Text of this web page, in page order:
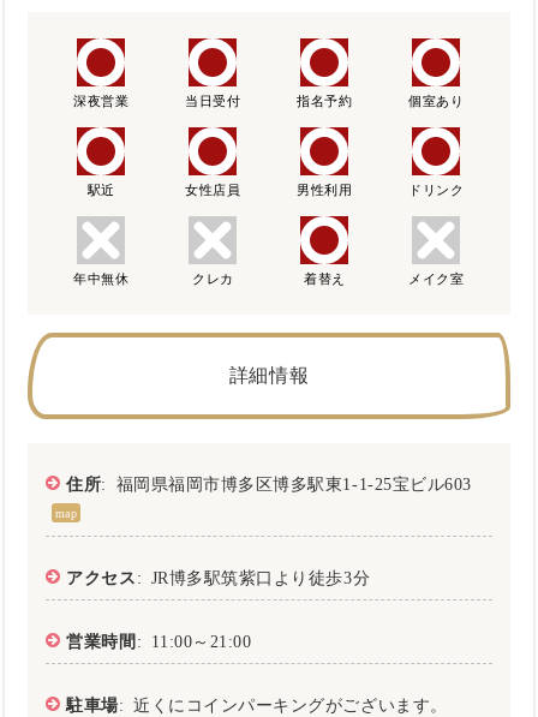
深夜営業 当日受付 指名予約 個室あり
駅近 女性店員 男性利用 ドリンク
年中無休 クレカ 着替え メイク室
詳細情報
住所: 福岡県福岡市博多区博多駅東1-1-25宝ビル603
map
アクセス : JR博多駅筑紫口より徒歩3分
営業時間: 11:00～21:00
駐車場: 近くにコインパーキングがございます。